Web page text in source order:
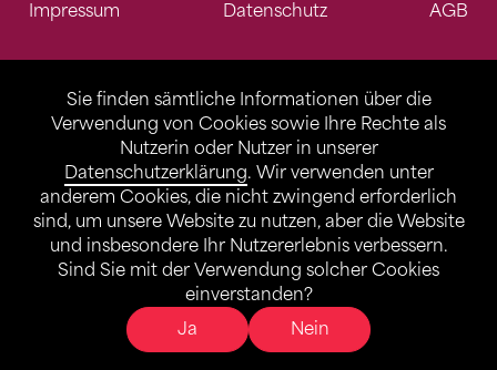
Sie finden sämtliche Informationen über die
Verwendung von Cookies sowie Ihre Rechte als
Nutzerin oder Nutzer in unserer
Datenschutzerklärung. Wir verwenden unter
anderem Cookies, die nicht zwingend erforderlich
sind, um unsere Website zu nutzen, aber die Website
und insbesondere Ihr Nutzererlebnis verbessern.
Sind Sie mit der Verwendung solcher Cookies
einverstanden?
Ja
Nein
Impressum Datenschutz AGB